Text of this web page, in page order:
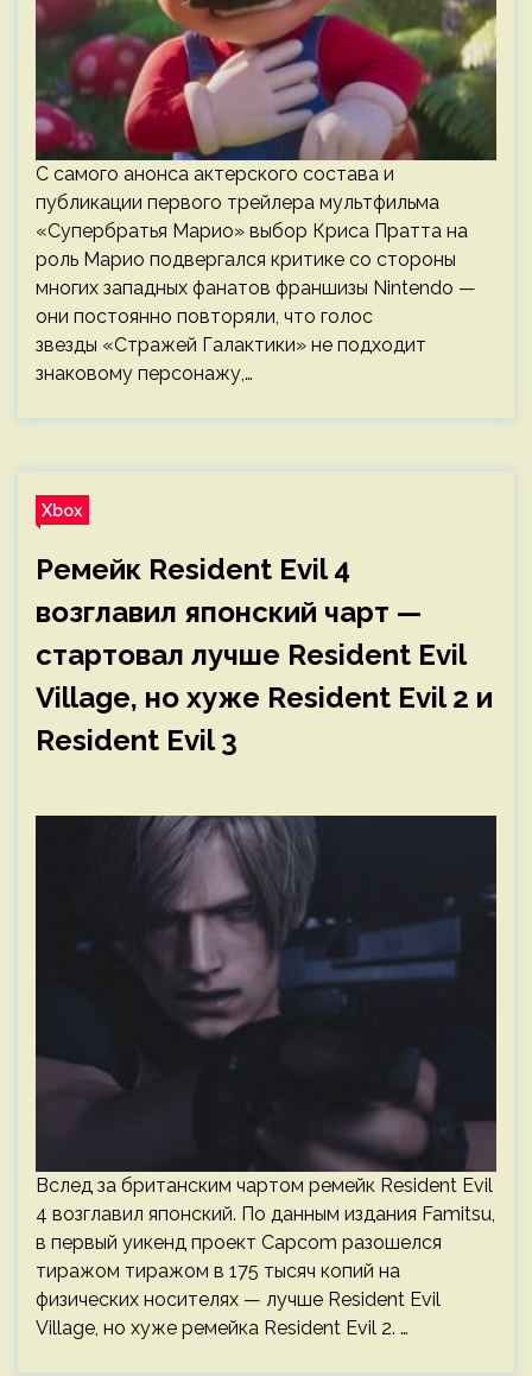
С самого анонса актерского состава и
публикации первого трейлера мультфильма
«Супербратья Марио» выбор Криса Пратта на
роль Марио подвергался критике со стороны
многих западных фанатов франшизы Nintendo —
они постоянно повторяли, что голос
звезды «Стражей Галактики» не подходит
знаковому персонажу,…
Xbox
Ремейк Resident Evil 4
возглавил японский чарт —
стартовал лучше Resident Evil
Village, но хуже Resident Evil 2 и
Resident Evil 3
Вслед за британским чартом ремейк Resident Evil
4 возглавил японский. По данным издания Famitsu,
в первый уикенд проект Capcom разошелся
тиражом тиражом в 175 тысяч копий на
физических носителях — лучше Resident Evil
Village, но хуже ремейка Resident Evil 2. …